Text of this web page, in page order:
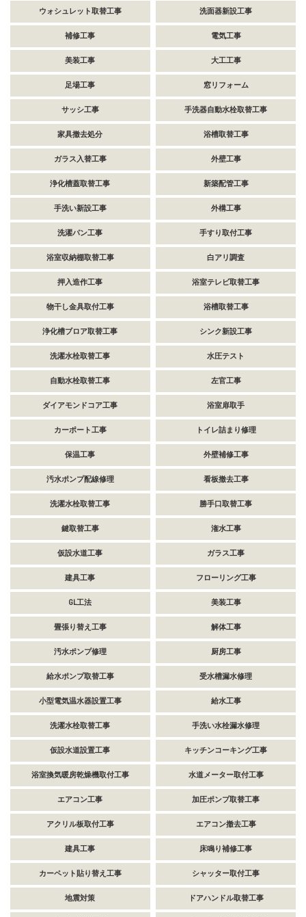
ウォシュレット取替工事 洗面器新設工事
補修工事 電気工事
美装工事 大工工事
足場工事 窓リフォーム
サッシ工事 手洗器自動水栓取替工事
家具撤去処分 浴槽取替工事
ガラス入替工事 外壁工事
浄化槽蓋取替工事 新築配管工事
手洗い新設工事 外構工事
洗濯パン工事 手すり取付工事
浴室収納棚取替工事 白アリ調査
押入造作工事 浴室テレビ取替工事
物干し金具取付工事 浴槽取替工事
浄化槽ブロア取替工事 シンク新設工事
洗濯水栓取替工事 水圧テスト
自動水栓取替工事 左官工事
ダイアモンドコア工事 浴室扉取手
カーポート工事 トイレ詰まり修理
保温工事 外壁補修工事
汚水ポンプ配線修理 看板撤去工事
洗濯水栓取替工事 勝手口取替工事
鍵取替工事 潅水工事
仮設水道工事 ガラス工事
建具工事 フローリング工事
GL工法 美装工事
畳張り替え工事 解体工事
汚水ポンプ修理 厨房工事
給水ポンプ取替工事 受水槽漏水修理
小型電気温水器設置工事 給水工事
洗濯水栓取替工事 手洗い水栓漏水修理
仮設水道設置工事 キッチンコーキング工事
浴室換気暖房乾燥機取付工事 水道メーター取付工事
エアコン工事 加圧ポンプ取替工事
アクリル板取付工事 エアコン撤去工事
建具工事 床鳴り補修工事
カーペット貼り替え工事 シャッター取付工事
地震対策 ドアハンドル取替工事